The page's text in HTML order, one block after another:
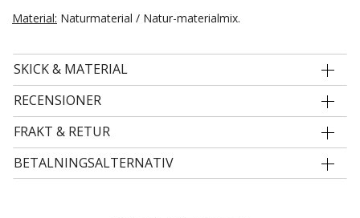
Material: Naturmaterial / Natur-materialmix.
SKICK & MATERIAL
RECENSIONER
FRAKT & RETUR
BETALNINGSALTERNATIV